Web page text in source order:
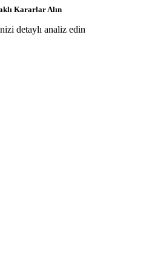
Kararlar Alın
detaylı analiz edin